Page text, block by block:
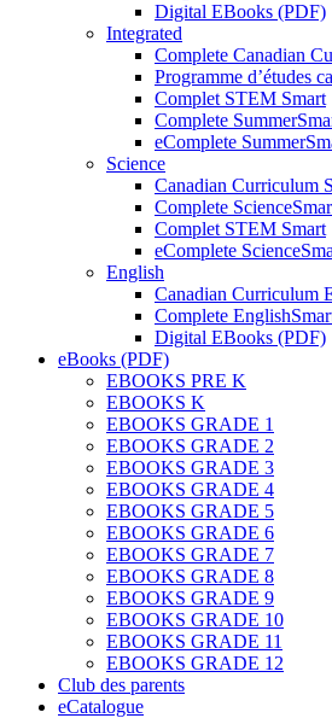
Digital EBooks (PDF)
Integrated
Complete Canadian
Programme d’études
Complet STEM Smart
Complete
eComplete
Science
Canadian Curriculum
Complete
Complet STEM Smart
eComplete
English
Canadian Curriculum
Complete
Digital EBooks (PDF)
eBooks (PDF)
EBOOKS PRE K
EBOOKS K
EBOOKS GRADE 1
EBOOKS GRADE 2
EBOOKS GRADE 3
EBOOKS GRADE 4
EBOOKS GRADE 5
EBOOKS GRADE 6
EBOOKS GRADE 7
EBOOKS GRADE 8
EBOOKS GRADE 9
EBOOKS GRADE 10
EBOOKS GRADE 11
EBOOKS GRADE 12
Club des parents
eCatalogue